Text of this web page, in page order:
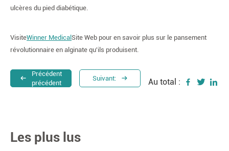
ulcères du pied diabétique.
VisiteWinner Medical Site Web pour en savoir plus sur le pansement
révolutionnaire en alginate qu'ils produisent.
Précédent
précédent
Suivant: Au total :
Les plus lus